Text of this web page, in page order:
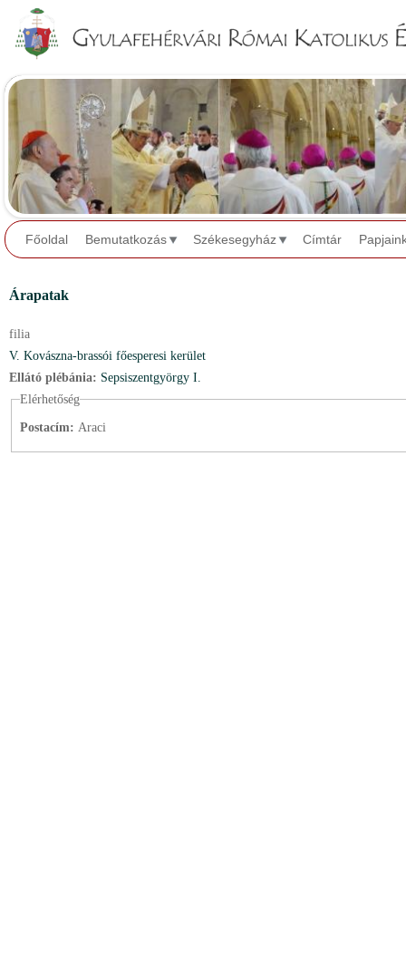
Főoldal Bemutatkozás Székesegyház Címtár
Árapatak
filia
V. Kovászna-brassói főesperesi kerület
Ellátó plébánia: Sepsiszentgyörgy I.
Elérhetőség
Postacím: Araci